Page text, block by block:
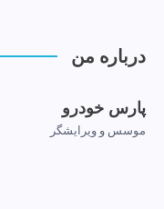
درباره من
پارس خودرو
موسس و ویرایشگر